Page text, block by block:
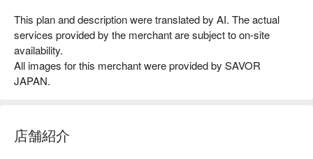
This plan and description were translated by AI. The actual
services provided by the merchant are subject to on-site
availability.
All images for this merchant were provided by SAVOR
JAPAN.
店舗紹介